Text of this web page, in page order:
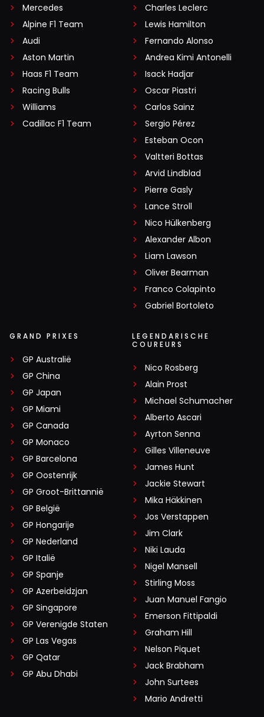
Mercedes
Alpine F1 Team
Audi
Aston Martin
Haas F1 Team
Racing Bulls
Williams
Cadillac F1 Team
Charles Leclerc
Lewis Hamilton
Fernando Alonso
Andrea Kimi Antonelli
Isack Hadjar
Oscar Piastri
Carlos Sainz
Sergio Pérez
Esteban Ocon
Valtteri Bottas
Arvid Lindblad
Pierre Gasly
Lance Stroll
Nico Hülkenberg
Alexander Albon
Liam Lawson
Oliver Bearman
Franco Colapinto
Gabriel Bortoleto
GRAND PRIXES
GP Australië
GP China
GP Japan
GP Miami
GP Canada
GP Monaco
GP Barcelona
GP Oostenrijk
GP Groot-Brittannië
GP België
GP Hongarije
GP Nederland
GP Italië
GP Spanje
GP Azerbeidzjan
GP Singapore
GP Verenigde Staten
GP Las Vegas
GP Qatar
GP Abu Dhabi
LEGENDARISCHE
COUREURS
Nico Rosberg
Alain Prost
Michael Schumacher
Alberto Ascari
Ayrton Senna
Gilles Villeneuve
James Hunt
Jackie Stewart
Mika Häkkinen
Jos Verstappen
Jim Clark
Niki Lauda
Nigel Mansell
Stirling Moss
Juan Manuel Fangio
Emerson Fittipaldi
Graham Hill
Nelson Piquet
Jack Brabham
John Surtees
Mario Andretti